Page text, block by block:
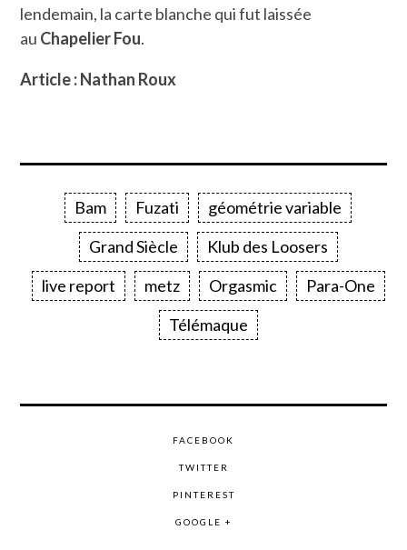
lendemain, la carte blanche qui fut laissée
au Chapelier Fou.
Article : Nathan Roux
Bam Fuzati
géométrie variable
Grand Siècle
Klub des Loosers
live report
metz Orgasmic
Para-One
Télémaque
FACEBOOK
TWITTER
PINTEREST
GOOGLE +